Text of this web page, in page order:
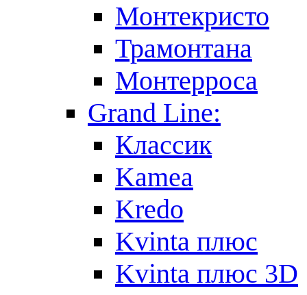
Монтекристо
Трамонтана
Монтерроса
Grand Line:
Классик
Kamea
Kredo
Kvinta плюс
Kvinta плюс 3D